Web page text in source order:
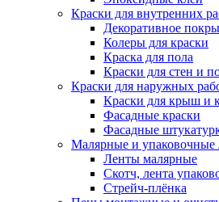
Краски для внутренних
Декоративное
Колеры для краски
Краска для пола
Краски для стен и
Краски для наружных
Краски для крыш и
Фасадные краски
Фасадные
Малярные и упаковочные
Ленты малярные
Скотч, лента
Стрейч-плёнка